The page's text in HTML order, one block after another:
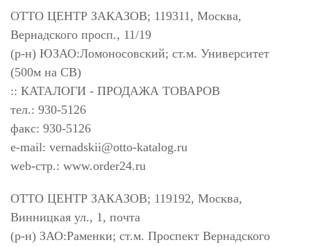
ОТТО ЦЕНТР ЗАКАЗОВ; 119311, Москва,
Вернадского просп., 11/19
(р-н) ЮЗАО:Ломоносовский; ст.м. Университет
(500м на СВ)
:: КАТАЛОГИ - ПРОДАЖА ТОВАРОВ
тел.: 930-5126
факс: 930-5126
e-mail: vernadskii@otto-katalog.ru
web-стр.: www.order24.ru
ОТТО ЦЕНТР ЗАКАЗОВ; 119192, Москва,
Винницкая ул., 1, почта
(р-н) ЗАО:Раменки; ст.м. Проспект Вернадского